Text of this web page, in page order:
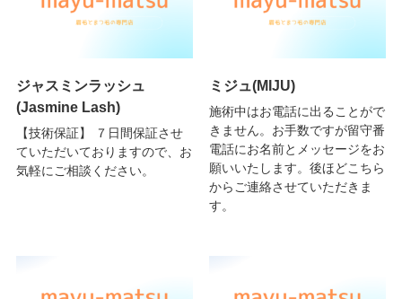
ジャスミンラッシュ
(Jasmine Lash)
【技術保証】 ７日間保証させ
ていただいておりますので、お
気軽にご相談ください。
ミジュ(MIJU)
施術中はお電話に出ることがで
きません。お手数ですが留守番
電話にお名前とメッセージをお
願いいたします。後ほどこちら
からご連絡させていただきま
す。